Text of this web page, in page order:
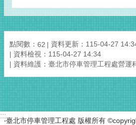
點閱數： 62
資料更新：115-04-27
資料檢視：115-04-27 14:34
資料維護：臺北市停車管理工程處營運
:::
‧臺北市停車管理工程處 版權所有